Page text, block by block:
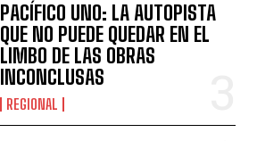
PACÍFICO UNO: LA AUTOPISTA
QUE NO PUEDE QUEDAR EN EL
LIMBO DE LAS OBRAS
INCONCLUSAS
REGIONAL